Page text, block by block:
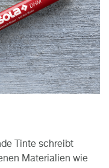
Tinte schreibt
Materialien wie